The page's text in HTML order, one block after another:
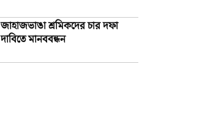
জাহাজভাঙা শ্রমিকদের চার দফা
দাবিতে মানববন্ধন